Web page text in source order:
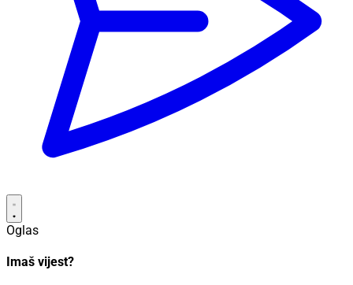
Oglas
Imaš vijest?